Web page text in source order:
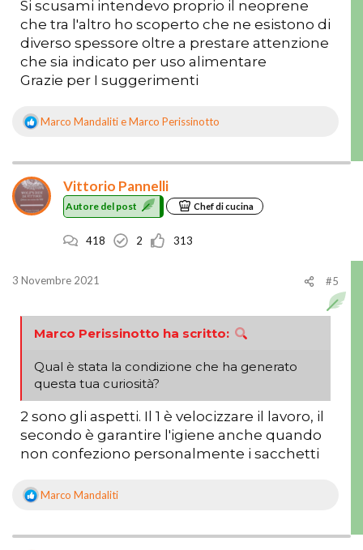
Si scusami intendevo proprio il neoprene
che tra l'altro ho scoperto che ne esistono di
diverso spessore oltre a prestare attenzione
che sia indicato per uso alimentare
Grazie per I suggerimenti
R
i
o
n
Marco MandalitieMarco Perissinotto
Vittorio Pannelli
Autore del post Chef di cucina
418 2 313
3 Novembre 2021 #5
Marco Perissinotto ha scritto:
Qual è stata la condizione che ha generato
questa tua curiosità?
2 sono gli aspetti. Il 1 è velocizzare il lavoro, il
secondo è garantire l'igiene anche quando
non confeziono personalmente i sacchetti
R
Marco Mandaliti